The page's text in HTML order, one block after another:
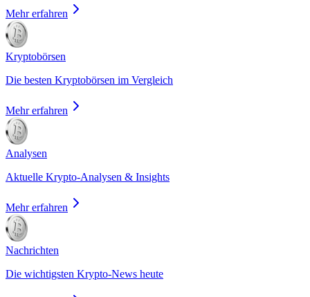
Mehr erfahren
Kryptobörsen
Die besten Kryptobörsen im Vergleich
Mehr erfahren
Analysen
Aktuelle Krypto-Analysen & Insights
Mehr erfahren
Nachrichten
Die wichtigsten Krypto-News heute